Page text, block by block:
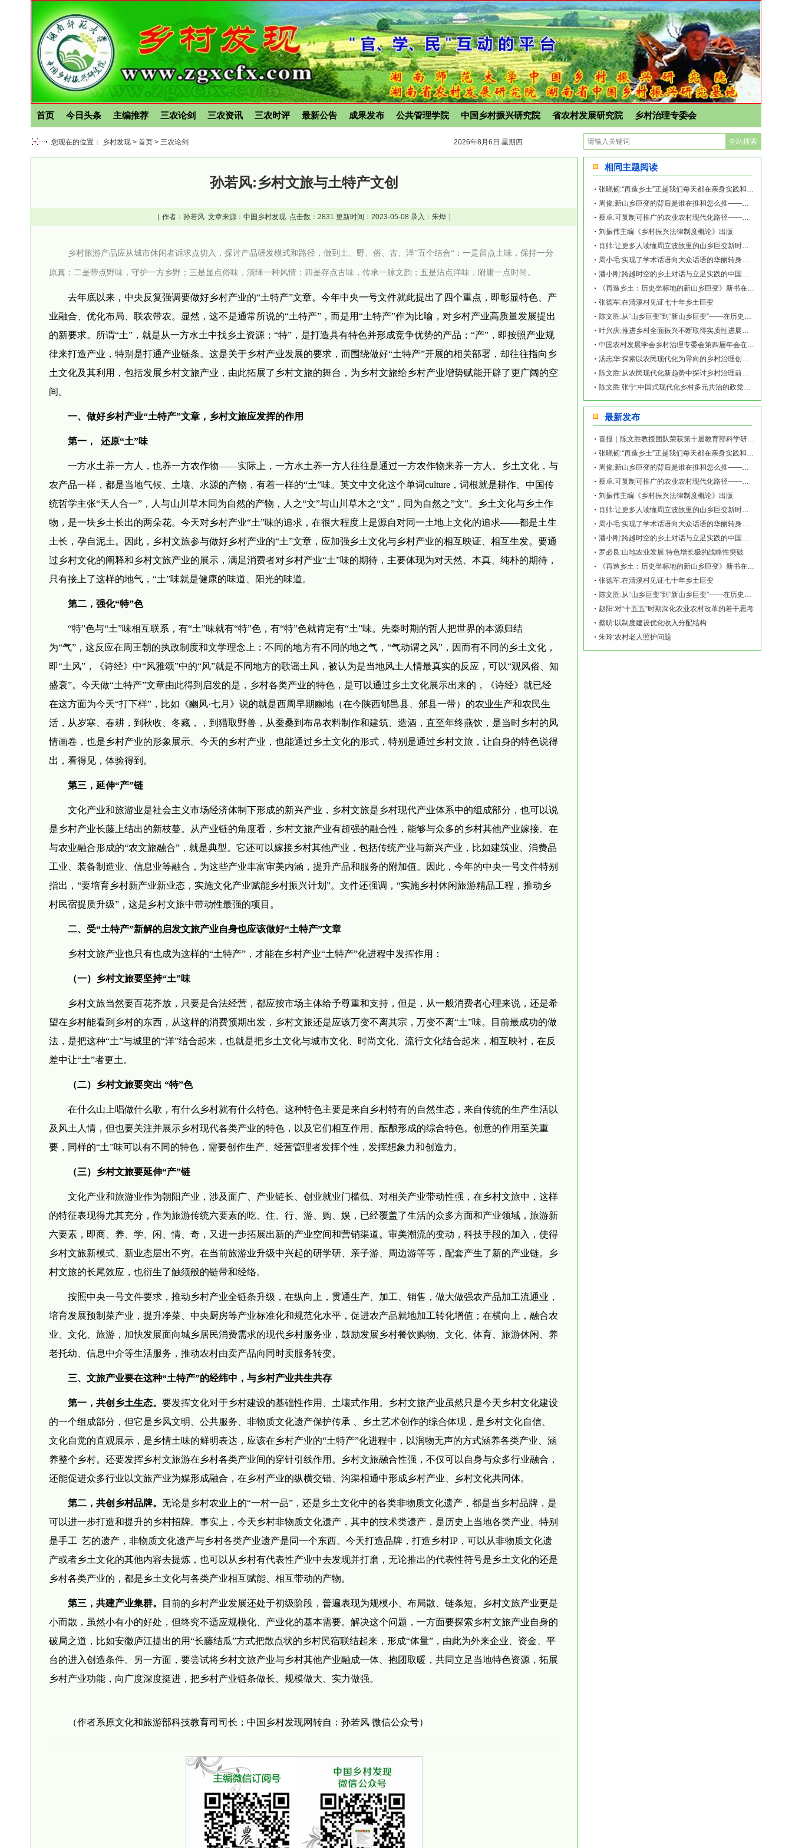
首页 今日头条 主编推荐 三农论剑 三农资讯 三农时评 最新公告 成果发布 公共管理学院 中国乡村振兴研究院 省农村发展研究院 乡村治理专委会
您现在的位置： 乡村发现 > 首页 > 三农论剑 2026年8月6日 星期四
孙若风:乡村文旅与土特产文创
［ 作者： 孙若风文章来源：中国乡村发现 点击数： 2831 更新时间：2023-05-08 录入：朱烨 ］
乡村旅游产品应从城市休闲者诉求点切入，探讨产品研发模式和路径，做到土、野、俗、古、洋”五个结合“：一是留点土味，保持一分
原真；二是带点野味，守护一方乡野；三是显点俗味，演绎一种风情；四是存点古味，传承一脉文韵；五是沾点洋味，附庸一点时尚。
去年底以来，中央反复强调要做好乡村产业的“土特产”文章。今年中央一号文件就此提出了四个重点，即彰显特色、产
业融合、优化布局、联农带农。显然，这不是通常所说的“土特产”，而是用“土特产”作为比喻，对乡村产业高质量发展提出
的新要求。所谓“土”，就是从一方水土中找乡土资源；“特”，是打造具有特色并形成竞争优势的产品；“产”，即按照产业规
律来打造产业，特别是打通产业链条。这是关于乡村产业发展的要求，而围绕做好“土特产”开展的相关部署，却往往指向乡
土文化及其利用，包括发展乡村文旅产业，由此拓展了乡村文旅的舞台，为乡村文旅给乡村产业增势赋能开辟了更广阔的空
间。
一、做好乡村产业“土特产”文章，乡村文旅应发挥的作用
第一， 还原“土”味
一方水土养一方人，也养一方农作物——实际上，一方水土养一方人往往是通过一方农作物来养一方人。乡土文化，与
农产品一样，都是当地气候、土壤、水源的产物，有着一样的“土”味。英文中文化这个单词culture，词根就是耕作。中国传
统哲学主张“天人合一”，人与山川草木同为自然的产物，人之“文”与山川草木之“文”，同为自然之”文”。乡土文化与乡土作
物，是一块乡土长出的两朵花。今天对乡村产业“土”味的追求，在很大程度上是源自对同一土地上文化的追求——都是土生
土长，孕自泥土。因此，乡村文旅参与做好乡村产业的“土”文章，应加强乡土文化与乡村产业的相互映证、相互生发。要通
过乡村文化的阐释和乡村文旅产业的展示，满足消费者对乡村产业“土”味的期待，主要体现为对天然、本真、纯朴的期待，
只有接上了这样的地气，“土”味就是健康的味道、阳光的味道。
第二，强化“特”色
“特”色与“土”味相互联系，有“土”味就有“特”色，有“特”色就肯定有“土”味。先秦时期的哲人把世界的本源归结
为“气”，这反应在周王朝的执政制度和文学理念上：不同的地方有不同的地之气，“气动谓之风”，因而有不同的乡土文化，
即“土风”，《诗经》中“风雅颂”中的“风”就是不同地方的歌谣土风，被认为是当地风土人情最真实的反应，可以“观风俗、知
盛衰”。今天做“土特产”文章由此得到启发的是，乡村各类产业的特色，是可以通过乡土文化展示出来的，《诗经》就已经
在这方面为今天“打下样”，比如《豳风·七月》说的就是西周早期豳地（在今陕西郇邑县、邠县一带）的农业生产和农民生
活，从岁寒、春耕，到秋收、冬藏，，到猎取野兽，从蚕桑到布帛衣料制作和建筑、造酒，直至年终燕饮，是当时乡村的风
情画卷，也是乡村产业的形象展示。今天的乡村产业，也能通过乡土文化的形式，特别是通过乡村文旅，让自身的特色说得
出，看得见，体验得到。
第三，延伸“产”链
文化产业和旅游业是社会主义市场经济体制下形成的新兴产业，乡村文旅是乡村现代产业体系中的组成部分，也可以说
是乡村产业长藤上结出的新枝蔓。从产业链的角度看，乡村文旅产业有超强的融合性，能够与众多的乡村其他产业嫁接。在
与农业融合形成的“农文旅融合”，就是典型。它还可以嫁接乡村其他产业，包括传统产业与新兴产业，比如建筑业、消费品
工业、装备制造业、信息业等融合，为这些产业丰富审美内涵，提升产品和服务的附加值。因此，今年的中央一号文件特别
指出，“要培育乡村新产业新业态，实施文化产业赋能乡村振兴计划”。文件还强调，“实施乡村休闲旅游精品工程，推动乡
村民宿提质升级”，这是乡村文旅中带动性最强的项目。
二、受“土特产”新解的启发文旅产业自身也应该做好“土特产”文章
乡村文旅产业也只有也成为这样的“土特产”，才能在乡村产业“土特产”化进程中发挥作用：
（一）乡村文旅要坚持“土”味
乡村文旅当然要百花齐放，只要是合法经营，都应按市场主体给予尊重和支持，但是，从一般消费者心理来说，还是希
望在乡村能看到乡村的东西，从这样的消费预期出发，乡村文旅还是应该万变不离其宗，万变不离“土”味。目前最成功的做
法，是把这种“土”与城里的“洋”结合起来，也就是把乡土文化与城市文化、时尚文化、流行文化结合起来，相互映衬，在反
差中让“土”者更土。
（二）乡村文旅要突出 “特”色
在什么山上唱做什么歌，有什么乡村就有什么特色。这种特色主要是来自乡村特有的自然生态，来自传统的生产生活以
及风土人情，但也要关注并展示乡村现代各类产业的特色，以及它们相互作用、酝酿形成的综合特色。创意的作用至关重
要，同样的“土”味可以有不同的特色，需要创作生产、经营管理者发挥个性，发挥想象力和创造力。
（三）乡村文旅要延伸“产”链
文化产业和旅游业作为朝阳产业，涉及面广、产业链长、创业就业门槛低、对相关产业带动性强，在乡村文旅中，这样
的特征表现得尤其充分，作为旅游传统六要素的吃、住、行、游、购、娱，已经覆盖了生活的众多方面和产业领域，旅游新
六要素，即商、养、学、闲、情、奇，又进一步拓展出新的产业空间和营销渠道。审美潮流的变动，科技手段的加入，使得
乡村文旅新模式、新业态层出不穷。在当前旅游业升级中兴起的研学研、亲子游、周边游等等，配套产生了新的产业链。乡
村文旅的长尾效应，也衍生了触须般的链带和经络。
按照中央一号文件要求，推动乡村产业全链条升级，在纵向上，贯通生产、加工、销售，做大做强农产品加工流通业，
培育发展预制菜产业，提升净菜、中央厨房等产业标准化和规范化水平，促进农产品就地加工转化增值；在横向上，融合农
业、文化、旅游，加快发展面向城乡居民消费需求的现代乡村服务业，鼓励发展乡村餐饮购物、文化、体育、旅游休闲、养
老托幼、信息中介等生活服务，推动农村由卖产品向同时卖服务转变。
三、文旅产业要在这种“土特产”的经纬中，与乡村产业共生共存
第一，共创乡土生态。 要发挥文化对于乡村建设的基础性作用、土壤式作用。乡村文旅产业虽然只是今天乡村文化建设
的一个组成部分，但它是乡风文明、公共服务、非物质文化遗产保护传承 、乡土艺术创作的综合体现，是乡村文化自信、
文化自觉的直观展示，是乡情土味的鲜明表达，应该在乡村产业的“土特产”化进程中，以润物无声的方式涵养各类产业、涵
养整个乡村。还要发挥乡村文旅游在乡村各类产业间的穿针引线作用。乡村文旅融合性强，不仅可以自身与众多行业融合，
还能促进众多行业以文旅产业为媒形成融合，在乡村产业的纵横交错、沟渠相通中形成乡村产业、乡村文化共同体。
第二，共创乡村品牌。 无论是乡村农业上的“一村一品”，还是乡土文化中的各类非物质文化遗产，都是当乡村品牌，是
可以进一步打造和提升的乡村招牌。事实上，今天乡村非物质文化遗产，其中的技术类遗产，是历史上当地各类产业、特别
是手工 艺的遗产，非物质文化遗产与乡村各类产业遗产是同一个东西。今天打造品牌，打造乡村IP，可以从非物质文化遗
产或者乡土文化的其他内容去提炼，也可以从乡村有代表性产业中去发现并打磨，无论推出的代表性符号是乡土文化的还是
乡村各类产业的，都是乡土文化与各类产业相互赋能、相互带动的产物。
第三，共建产业集群。
目前的乡村产业发展还处于初级阶段，普遍表现为规模小、布局散、链条短。乡村文旅产业更是
小而散，虽然小有小的好处，但终究不适应规模化、产业化的基本需要。解决这个问题，一方面要探索乡村文旅产业自身的
破局之道，比如安徽庐江提出的用“长藤结瓜”方式把散点状的乡村民宿联结起来，形成“体量”，由此为外来企业、资金、平
台的进入创造条件。另一方面，要尝试将乡村文旅产业与乡村其他产业融成一体、抱团取暖，共同立足当地特色资源，拓展
乡村产业功能，向广度深度挺进，把乡村产业链条做长、规模做大、实力做强。
（作者系原文化和旅游部科技教育司司长；中国乡村发现网转自：孙若风 微信公众号）
相同主题阅读
周俊:新山乡巨变的背后是谁在推和怎么推——《再造乡土:历史坐标地的新山乡巨变》新
蔡卓:可复制可推广的农业农村现代化路径——《再造乡土:历史坐标地的新山乡巨变》新
刘振伟主编《乡村振兴法律制度概论》出版
肖帅:让更多人读懂周立波故里的山乡巨变新时代故事——《再造乡土:历史坐标地的新山
周小毛:实现了学术话语向大众话语的华丽转身——《再造乡土:历史坐标地的新山乡巨变
《再造乡土：历史坐标地的新山乡巨变》新书在赫山清溪村首发
张德军:在清溪村见证七十年乡土巨变
中国农村发展学会乡村治理专委会第四届年会在南宁举行
陈文胜:从农民现代化新趋势中探讨乡村治理前沿问题
陈文胜 张宁:中国式现代化乡村多元共治的政党统合生成机制
最新发布
喜报｜陈文胜教授团队荣获第十届教育部科学研究优秀成果奖（人文社会科学）
周俊:新山乡巨变的背后是谁在推和怎么推——《再造乡土:历史坐标地的新山乡巨变》新书发
蔡卓:可复制可推广的农业农村现代化路径——《再造乡土:历史坐标地的新山乡巨变》新书发
刘振伟主编《乡村振兴法律制度概论》出版
肖帅:让更多人读懂周立波故里的山乡巨变新时代故事——《再造乡土:历史坐标地的新山乡巨
周小毛:实现了学术话语向大众话语的华丽转身——《再造乡土:历史坐标地的新山乡巨变》新
罗必良:山地农业发展:特色增长极的战略性突破
《再造乡土：历史坐标地的新山乡巨变》新书在赫山清溪村首发
张德军:在清溪村见证七十年乡土巨变
赵阳:对“十五五”时期深化农业农村改革的若干思考
蔡昉:以制度建设优化收入分配结构
朱玲:农村老人照护问题